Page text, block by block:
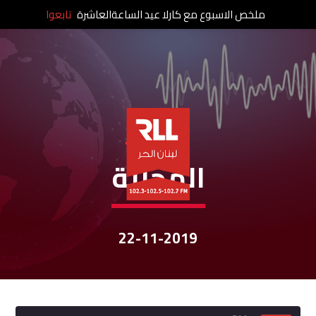
نشرات الأخبار
المحليّة
22-11-2019
ملخص الاسبوع مع كارلا عيد الساعةالعاشرة تابعوا